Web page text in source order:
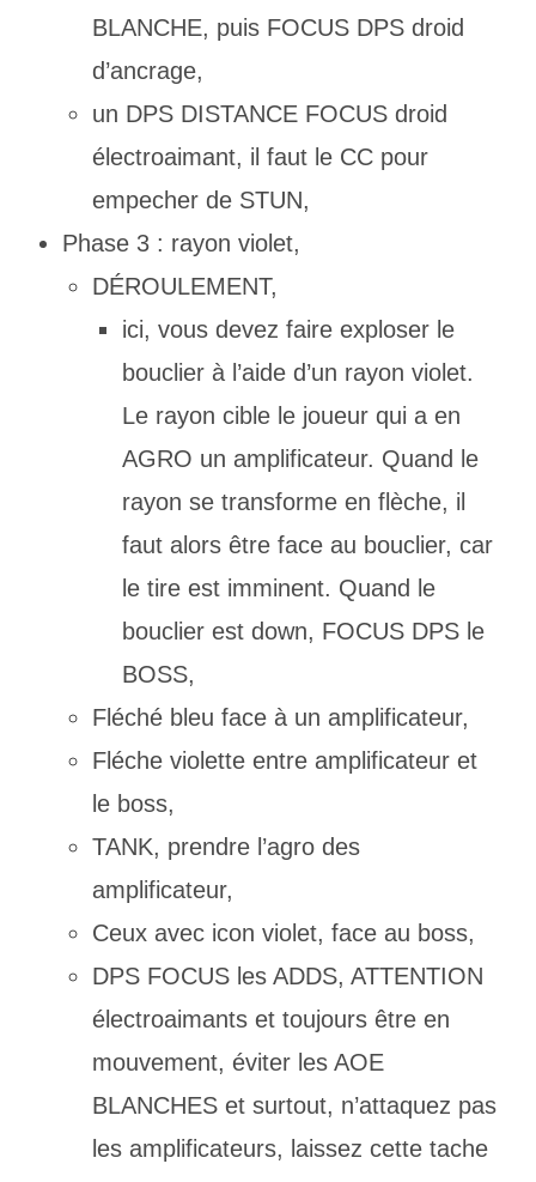
BLANCHE, puis FOCUS DPS droid
d’ancrage,
un DPS DISTANCE FOCUS droid
électroaimant, il faut le CC pour
empecher de STUN,
Phase 3 : rayon violet,
DÉROULEMENT,
ici, vous devez faire exploser le
bouclier à l’aide d’un rayon violet.
Le rayon cible le joueur qui a en
AGRO un amplificateur. Quand le
rayon se transforme en flèche, il
faut alors être face au bouclier, car
le tire est imminent. Quand le
bouclier est down, FOCUS DPS le
BOSS,
Fléché bleu face à un amplificateur,
Fléche violette entre amplificateur et
le boss,
TANK, prendre l’agro des
amplificateur,
Ceux avec icon violet, face au boss,
DPS FOCUS les ADDS, ATTENTION
électroaimants et toujours être en
mouvement, éviter les AOE
BLANCHES et surtout, n’attaquez pas
les amplificateurs, laissez cette tache